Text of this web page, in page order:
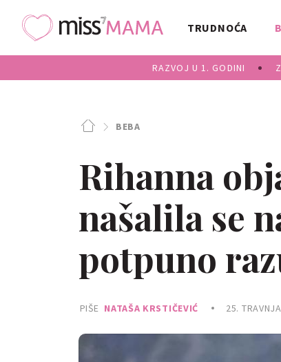
TRUDNOĆA
RAZVOJ U 1. GODINI
BEBA
Rihanna
našalila se
potpuno
PIŠE NATAŠA KRSTIČEVIĆ 25.